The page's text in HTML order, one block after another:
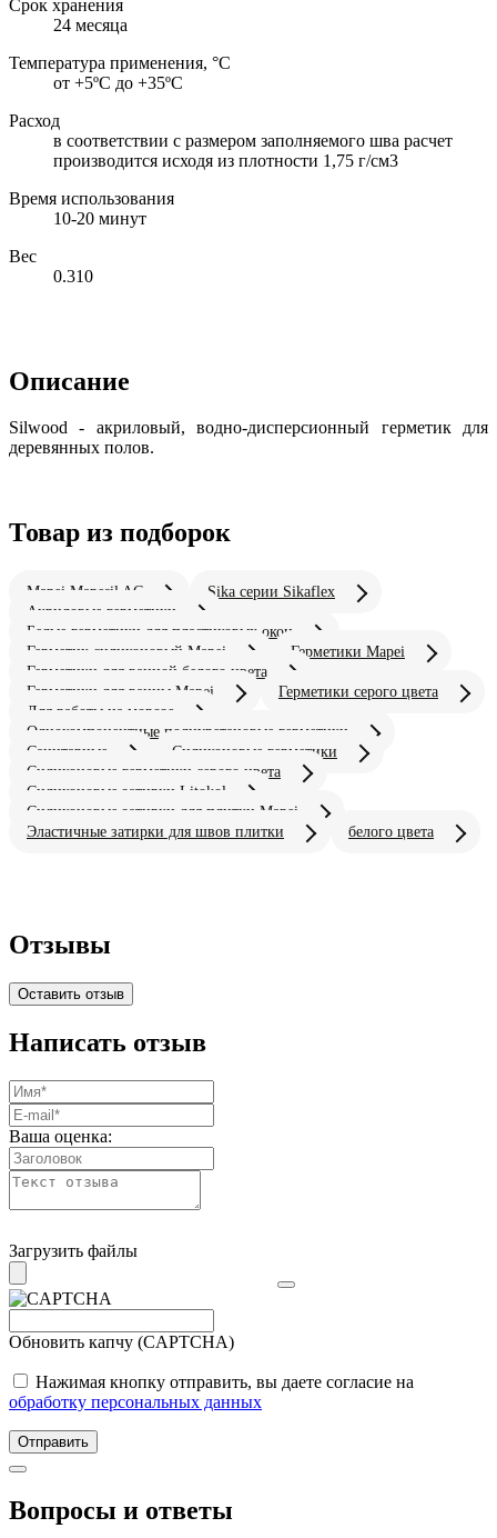
Срок хранения
24 месяца
Температура применения, °С
от +5ºС до +35ºС
Расход
в соответствии с размером заполняемого шва расчет
производится исходя из плотности 1,75 г/см3
Время использования
10-20 минут
Вес
0.310
Описание
Silwood - акриловый, водно-дисперсионный герметик для
деревянных полов.
Товар из подборок
Mapei Mapesil AC
Sika серии Sikaflex
Акриловые герметики
Белые герметики для пластиковых окон
Герметик силиконовый Mapei
Герметики Mapei
Герметики для ванной белого цвета
Герметики для ванны Mapei
Герметики серого цвета
Для работы на морозе
Однокомпонентные полиуретановые герметики
Санитарные
Силиконовые герметики
Силиконовые герметики серого цвета
Силиконовые затирки Litokol
Силиконовые затирки для плитки Mapei
Эластичные затирки для швов плитки
белого цвета
Отзывы
Оставить отзыв
Написать отзыв
Ваша оценка:
Загрузить файлы
Обновить капчу (CAPTCHA)
Нажимая кнопку отправить, вы даете согласие на
обработку персональных данных
Отправить
Вопросы и ответы